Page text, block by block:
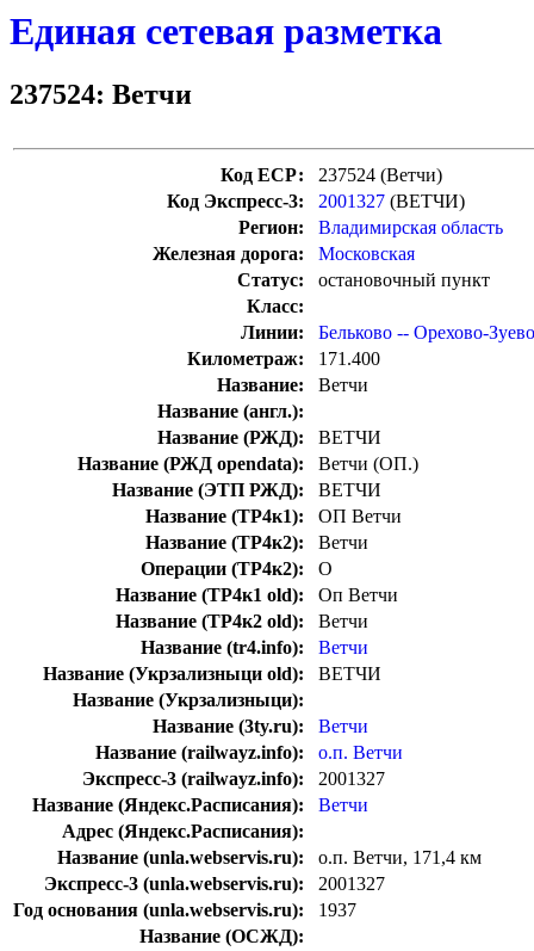
Единая сетевая разметка
237524: Ветчи
Код ЕСР:
237524 (Ветчи)
Код Экспресс-3:
2001327 (ВЕТЧИ)
Регион:
Владимирская область
Железная дорога:
Московская
Статус:
остановочный пункт
Класс:
Линии:
Бельково -- Орехово-Зуево
Километраж:
171.400
Название:
Ветчи
Название (англ.):
Название (РЖД):
ВЕТЧИ
Название (РЖД opendata):
Ветчи (ОП.)
Название (ЭТП РЖД):
ВЕТЧИ
Название (ТР4к1):
ОП Ветчи
Название (ТР4к2):
Ветчи
Операции (ТР4к2):
О
Название (ТР4к1 old):
Оп Ветчи
Название (ТР4к2 old):
Ветчи
Название (tr4.info):
Ветчи
Название (Укрзализныци old):
ВЕТЧИ
Название (Укрзализныци):
Название (3ty.ru):
Ветчи
Название (railwayz.info):
о.п. Ветчи
Экспресс-3 (railwayz.info):
2001327
Название (Яндекс.Расписания):
Ветчи
Адрес (Яндекс.Расписания):
Название (unla.webservis.ru):
о.п. Ветчи, 171,4 км
Экспресс-3 (unla.webservis.ru):
2001327
Год основания (unla.webservis.ru):
1937
Название (ОСЖД):